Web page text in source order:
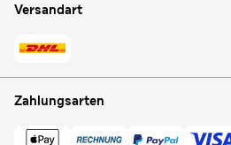
Versandart
Zahlungsarten